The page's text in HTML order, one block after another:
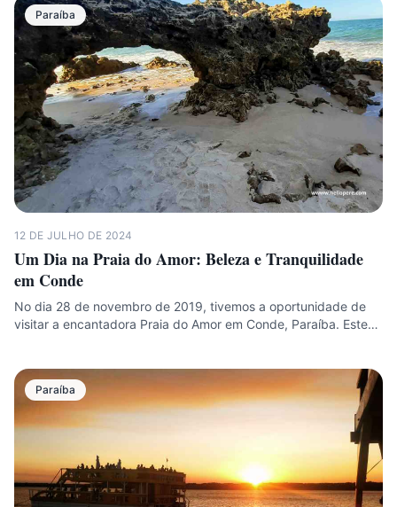
Paraíba
12 DE JULHO DE 2024
Um Dia na Praia do Amor: Beleza e Tranquilidade
em Conde
No dia 28 de novembro de 2019, tivemos a oportunidade de
visitar a encantadora Praia do Amor em Conde, Paraíba. Este…
Paraíba